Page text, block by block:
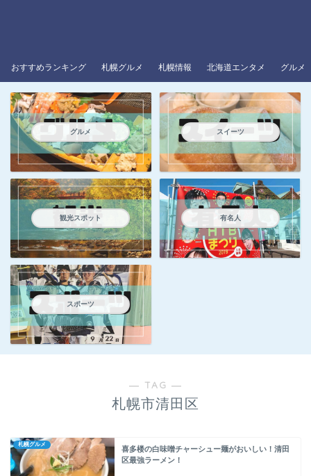
おすすめランキング 札幌グルメ 札幌情報 北海道エンタメ グルメ
グルメ スイーツ
観光スポット 有名人
スポーツ
― TAG ―
札幌市清田区
札幌グルメ
喜多楼の白味噌チャーシュー麺がおいしい！清田
区最強ラーメン！